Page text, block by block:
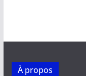
À propos